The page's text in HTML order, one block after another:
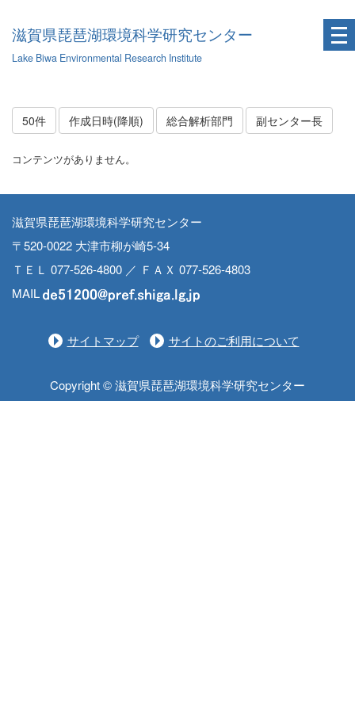
滋賀県琵琶湖環境科学研究センター
Lake Biwa Environmental Research Institute
50件 作成日時(降順) 総合解析部門 副センター長
コンテンツがありません。
滋賀県琵琶湖環境科学研究センター
〒520-0022 大津市柳が崎5-34
ＴＥＬ 077-526-4800 ／ ＦＡＸ 077-526-4803
MAIL
サイトマップ サイトのご利用について
Copyright © 滋賀県琵琶湖環境科学研究センター